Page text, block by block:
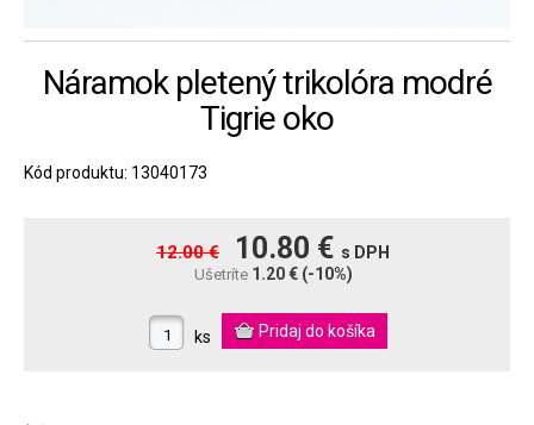
Náramok pletený trikolóra modré
Tigrie oko
Kód produktu: 13040173
12.00 € 10.80 € s DPH
Ušetríte 1.20 € (-10%)
ks